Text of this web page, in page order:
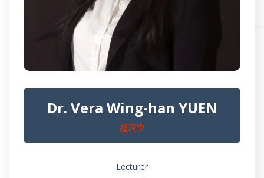
Dr. Vera Wing-han YUEN
經濟學
Lecturer